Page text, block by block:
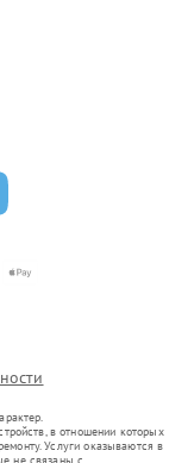
в отношении которых
Услуги оказываются в